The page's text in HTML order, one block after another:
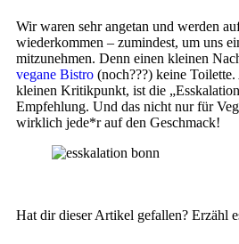
Wir waren sehr angetan und werden
wiederkommen – zumindest, um uns
mitzunehmen. Denn einen kleinen
vegane Bistro (noch???) keine
kleinen Kritikpunkt, ist die
Empfehlung. Und das nicht nur für
wirklich jede*r auf den Geschmack!
Hat dir dieser Artikel gefallen? Erzähl